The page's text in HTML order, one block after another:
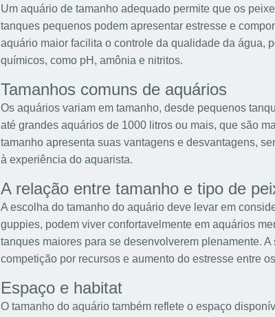
Um aquário de tamanho adequado permite que os
tanques pequenos podem apresentar estresse e
aquário maior facilita o controle da qualidade da água,
químicos, como pH, amônia e nitritos.
Tamanhos comuns de aquários
Os aquários variam em tamanho, desde pequenos
até grandes aquários de 1000 litros ou mais, que são
tamanho apresenta suas vantagens e desvantagens,
à experiência do aquarista.
A relação entre tamanho e tipo de
A escolha do tamanho do aquário deve levar em
guppies, podem viver confortavelmente em aquários
tanques maiores para se desenvolverem plenamente.
competição por recursos e aumento do estresse entre
Espaço e habitat
O tamanho do aquário também reflete o espaço